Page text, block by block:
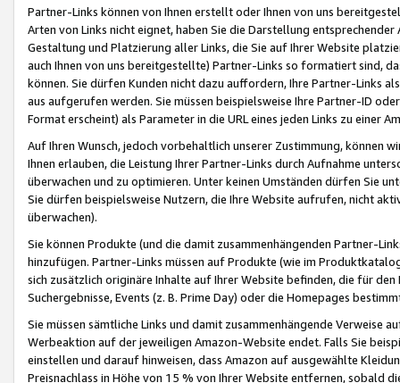
Partner-Links können von Ihnen erstellt oder Ihnen von uns
Arten von Links nicht eignet, haben Sie die Darstellung
Gestaltung und Platzierung aller Links, die Sie auf Ihrer Website
auch Ihnen von uns bereitgestellte) Partner-Links so formatiert sind,
können. Sie dürfen Kunden nicht dazu auffordern, Ihre Partner-Links
aus aufgerufen werden. Sie müssen beispielsweise Ihre Partner-ID
Format erscheint) als Parameter in die URL eines jeden Links zu einer
Auf Ihren Wunsch, jedoch vorbehaltlich unserer Zustimmung, können
Ihnen erlauben, die Leistung Ihrer Partner-Links durch Aufnahme
überwachen und zu optimieren. Unter keinen Umständen dürfen Sie
Sie dürfen beispielsweise Nutzern, die Ihre Website aufrufen, nicht
überwachen).
Sie können Produkte (und die damit zusammenhängenden Partner-
hinzufügen. Partner-Links müssen auf Produkte (wie im
sich zusätzlich originäre Inhalte auf Ihrer Website befinden, die für
Suchergebnisse, Events (z. B. Prime Day) oder die Homepages
Sie müssen sämtliche Links und damit zusammenhängende
Werbeaktion auf der jeweiligen Amazon-Website endet. Falls Sie
einstellen und darauf hinweisen, dass Amazon auf ausgewählte
Preisnachlass in Höhe von 15 % von Ihrer Website entfernen, sobald